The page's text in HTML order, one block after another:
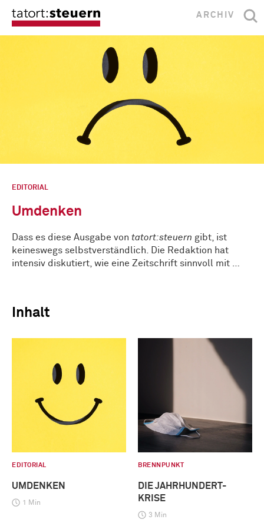
ARCHIV
EDITORIAL
Umdenken
Dass es diese Ausgabe von tatort:steuern gibt, ist
keineswegs selbstverständlich. Die Redaktion hat
intensiv diskutiert, wie eine Zeitschrift sinnvoll mit …
Inhalt
EDITORIAL
UMDENKEN
1 Min
BRENNPUNKT
DIE JAHRHUNDERT-
KRISE
3 Min